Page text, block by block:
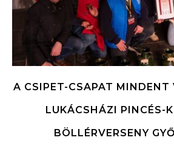
A CSIPET-CSAPAT MINDENT
LUKÁCSHÁZI PINCÉS-
BÖLLÉRVERSENY